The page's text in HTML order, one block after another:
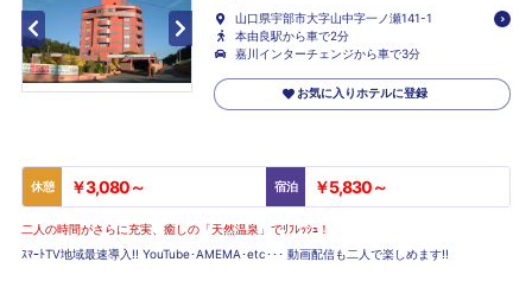
山口県宇部市大字山中字一ノ瀬141-1
本由良駅から車で2分
嘉川インターチェンジから車で3分
お気に入りホテルに登録
休憩 ￥3,080～ 宿泊 ￥5,830～
二人の時間がさらに充実、癒しの「天然温泉」でﾘﾌﾚｯｼｭ！
ｽﾏｰﾄTV地域最速導入!! YouTube･AMEMA･etc･･･ 動画配信も二人で楽しめます!!